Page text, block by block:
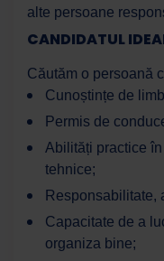
alte persoane
CANDIDATUL
Căutăm o persoană
Cunoștințe de
Permis de
Abilități practice
tehnice;
Responsabilitate,
Capacitate de a
organiza bine;
Work Force
Salut! Cu ce te pot ajuta